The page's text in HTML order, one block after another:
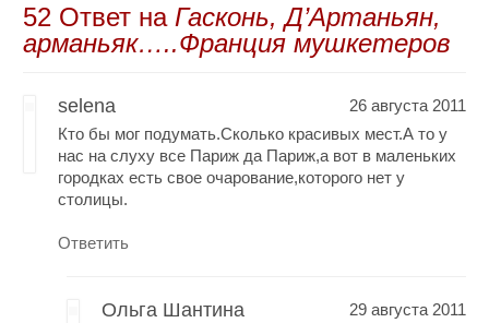
52 Oтвет на Гасконь, Д’Артаньян,
арманьяк…..Франция мушкетеров
selena
26 августа 2011
Кто бы мог подумать.Сколько красивых мест.А то у
нас на слуху все Париж да Париж,а вот в маленьких
городках есть свое очарование,которого нет у
столицы.
Ответить
Ольга Шантина
29 августа 2011